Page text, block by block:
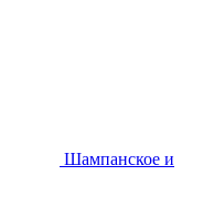
Шампанское и